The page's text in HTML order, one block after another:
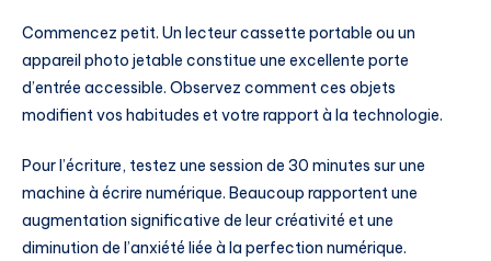
Commencez petit. Un lecteur cassette portable ou un
appareil photo jetable constitue une excellente porte
d’entrée accessible. Observez comment ces objets
modifient vos habitudes et votre rapport à la technologie.
Pour l’écriture, testez une session de 30 minutes sur une
machine à écrire numérique. Beaucoup rapportent une
augmentation significative de leur créativité et une
diminution de l’anxiété liée à la perfection numérique.